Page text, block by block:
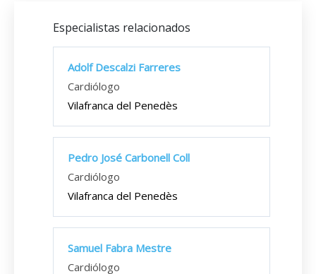
Especialistas relacionados
Adolf Descalzi Farreres
Cardiólogo
Vilafranca del Penedès
Pedro José Carbonell Coll
Cardiólogo
Vilafranca del Penedès
Samuel Fabra Mestre
Cardiólogo